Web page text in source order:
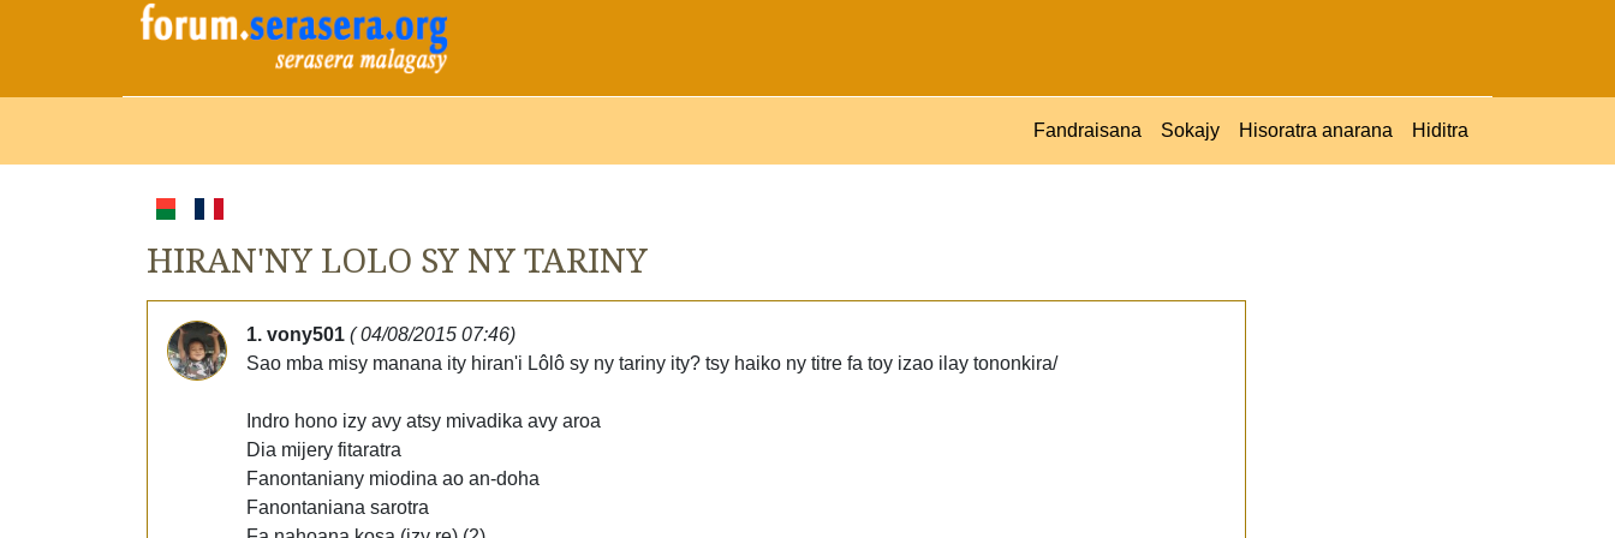
Fandraisana Sokajy Hisoratra anarana Hiditra
HIRAN'NY LOLO SY NY TARINY
1. vony501 ( 04/08/2015 07:46)
Sao mba misy manana ity hiran'i Lôlô sy ny tariny ity? tsy haiko ny titre fa toy izao ilay tononkira/
Indro hono izy avy atsy mivadika avy aroa
Dia mijery fitaratra
Fanontaniany miodina ao an-doha
Fanontaniana sarotra